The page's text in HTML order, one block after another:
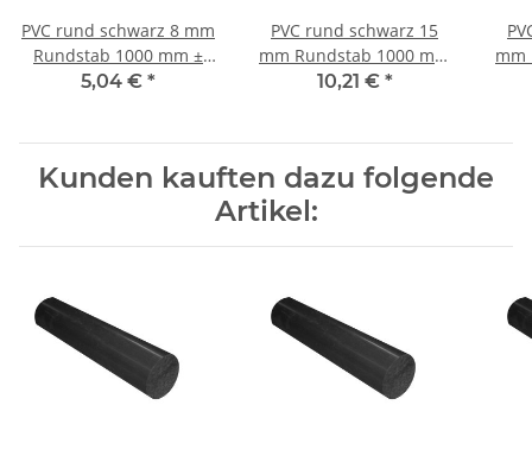
PVC rund schwarz 8 mm
Rundstab 1000 mm ±
5mm
5,04 € *
PVC rund schwarz 15
mm Rundstab 1000 mm
± 5mm
10,21 € *
mm
Kunden kauften dazu folgende
Artikel: